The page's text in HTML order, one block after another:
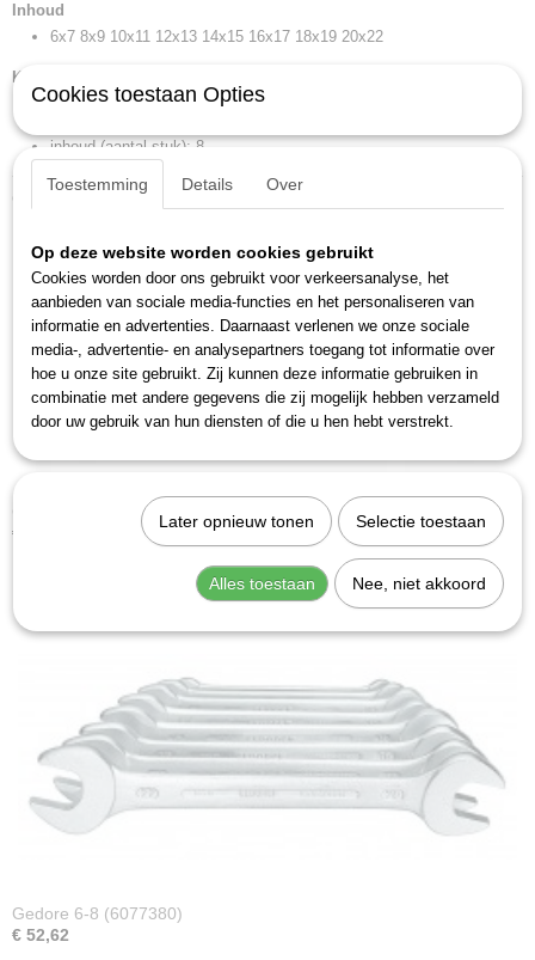
Inhoud
6x7 8x9 10x11 12x13 14x15 16x17 18x19 20x22
Kenmerken
inhoud (aantal stuk): 8
Ook interessant
Gedore 8-0100 (6099000)
€ 71,70
Gedore 6-8 (6077380)
€ 52,62
Cookies toestaan Opties
Toestemming Details Over
Op deze website worden cookies gebruikt
Cookies worden door ons gebruikt voor verkeersanalyse, het
aanbieden van sociale media-functies en het personaliseren van
informatie en advertenties. Daarnaast verlenen we onze sociale
media-, advertentie- en analysepartners toegang tot informatie over
hoe u onze site gebruikt. Zij kunnen deze informatie gebruiken in
combinatie met andere gegevens die zij mogelijk hebben verzameld
door uw gebruik van hun diensten of die u hen hebt verstrekt.
Later opnieuw tonen Selectie toestaan
Alles toestaan Nee, niet akkoord